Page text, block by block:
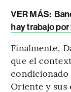
VER MÁS:
hay trabajo
Finalmente,
que el
Oriente y sus